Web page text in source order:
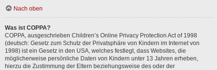
Nach oben
Was ist COPPA?
COPPA, ausgeschrieben Children’s Online Privacy Protection Act of 1998
(deutsch: Gesetz zum Schutz der Privatsphäre von Kindern im Internet von
1998) ist ein Gesetz in den USA, welches festlegt, dass Websites, die
möglicherweise persönliche Daten von Kindern unter 13 Jahren erheben,
hierzu die Zustimmung der Eltern beziehungsweise des oder der